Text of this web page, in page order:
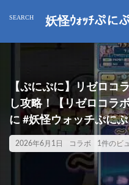
妖怪ｳｫｯﾁぷに
【ぷにぷに】リゼロコ
し攻略！【リゼロコラ
に #妖怪ウォッチぷに
2026年6月1日 コラボ 1件のビ